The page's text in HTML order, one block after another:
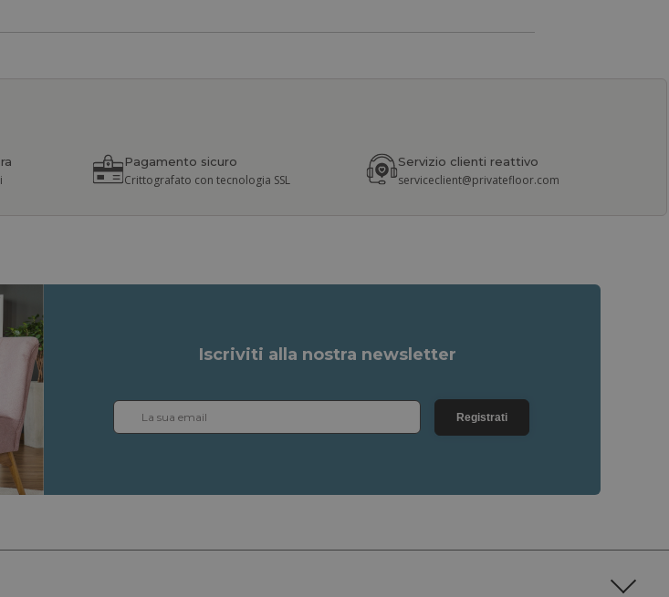
Pagamento sicuro
Crittografato con tecnologia SSL
Servizio clienti reattivo
serviceclient@privatefloor.com
Iscriviti alla nostra newsletter
Registrati